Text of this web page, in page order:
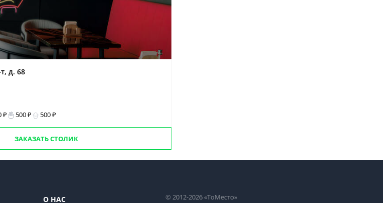
д. 68
₽ 500 ₽ 500 ₽
ЗАКАЗАТЬ СТОЛИК
О НАС
© 2012-2026 «ТоМесто»